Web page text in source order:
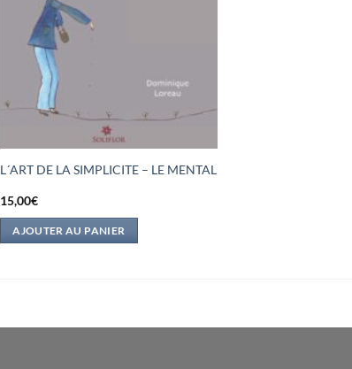
L´ART DE LA SIMPLICITE – LE MENTAL
15,00€
AJOUTER AU PANIER